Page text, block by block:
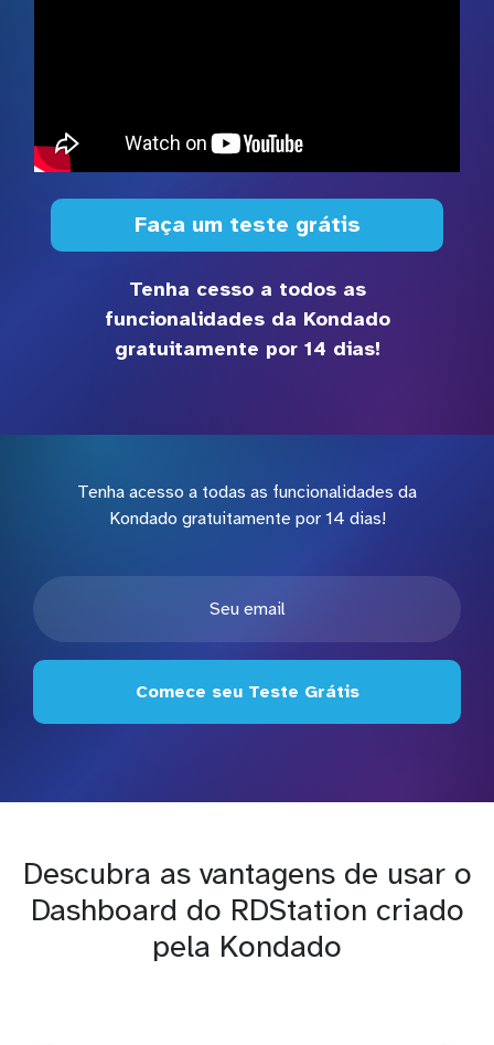
Faça um teste grátis
Tenha cesso a todos as
funcionalidades da Kondado
gratuitamente por 14 dias!
Tenha acesso a todas as funcionalidades da
Kondado gratuitamente por 14 dias!
Comece seu Teste Grátis
Descubra as vantagens de usar o
Dashboard do RDStation criado
pela Kondado